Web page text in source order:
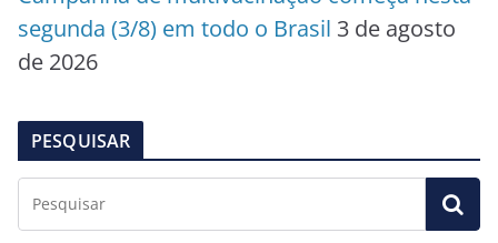
segunda (3/8) em todo o Brasil 3 de agosto
de 2026
PESQUISAR